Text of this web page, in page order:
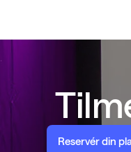
Reservér din